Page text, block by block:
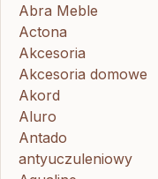
Abra Meble
Actona
Akcesoria
Akcesoria domowe
Akord
Aluro
Antado
antyuczuleniowy